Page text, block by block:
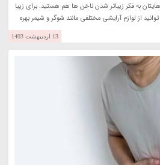
به فکر زیباتر شدن ناخن ها هم هستید. برای زیبا
از لوازم آرایشی مختلفی مانند شوگر و شیمر بهره
13 اردیبهشت 1403